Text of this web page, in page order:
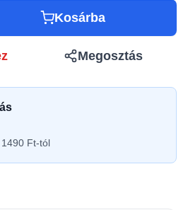
Kosárba
Megosztás
Ft-tól